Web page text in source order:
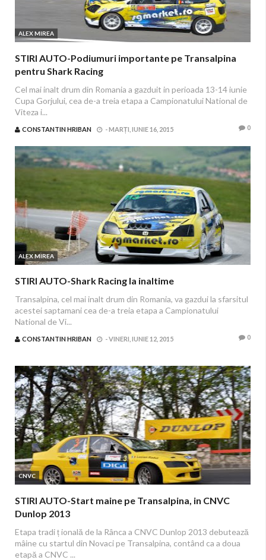
ALEX MIREA
STIRI AUTO-Podiumuri importante pe Transalpina
pentru Shark Racing
Cel mai inalt drum din Romania a gazduit in perioada 13-14 iunie
Cupa Gorjului, cea de-a treia etapa a Campionatului National de
Viteza i...
CONSTANTIN HRIBAN -MARȚI, IUNIE 16, 2015 0
ALEX MIREA
STIRI AUTO-Shark Racing la inaltime
Transalpina, cel mai inalt drum din Romania, va gazdui la sfarsitul
acestei saptamani cea de-a treia etapa a Campionatului
National de Vi...
CONSTANTIN HRIBAN -VINERI, IUNIE 12, 2015 0
CNVC
STIRI AUTO-Start maine pe Transalpina, in CNVC
Dunlop 2013
Etapa tradi ț ională de la Rânca a CNVC Dunlop 2013 debutează
mâine cu startul din Novaci pe Transalpina, contând ca a doua
etapă a CNVC ...